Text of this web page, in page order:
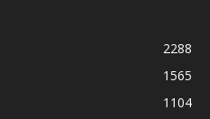
2288
1565
1104